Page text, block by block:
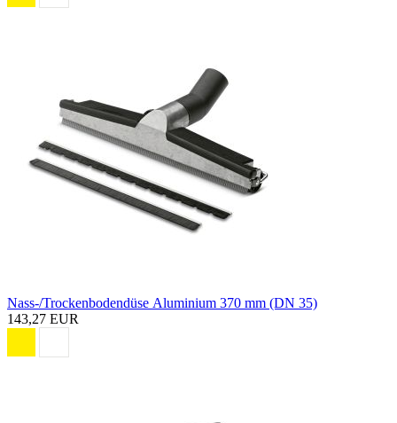
Nass-/Trockenbodendüse Aluminium 370 mm (DN 35)
143,27 EUR